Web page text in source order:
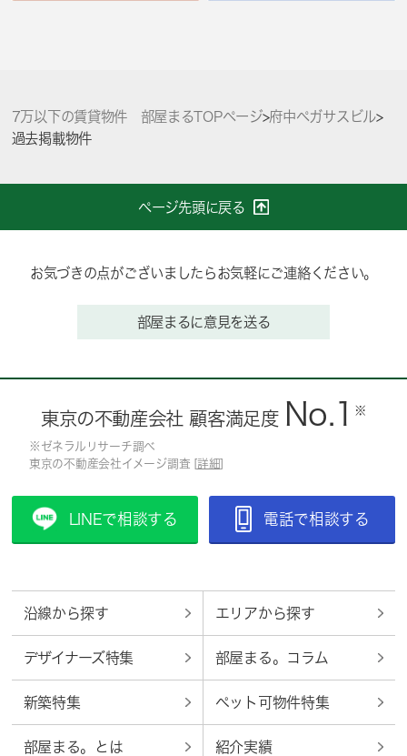
7万以下の賃貸物件 部屋まるTOPページ>府中ペガサスビル>
過去掲載物件
ページ先頭に戻る
お気づきの点がございましたらお気軽にご連絡ください。
部屋まるに意見を送る
東京の不動産会社 顧客満足度 No.1 ※
※ゼネラルリサーチ調べ
東京の不動産会社イメージ調査 [ 詳細
LINEで相談する 電話で相談する
沿線から探す エリアから探す
デザイナーズ特集 部屋まる。コラム
新築特集 ペット可物件特集
部屋まる。とは 紹介実績